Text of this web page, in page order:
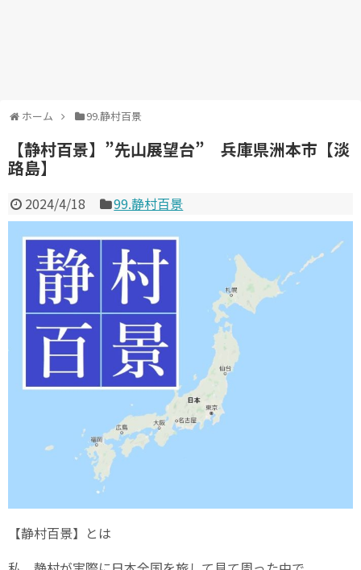
ホーム 99.静村百景
【静村百景】”先山展望台” 兵庫県洲本市【淡
路島】
2024/4/18 99.静村百景
【静村百景】とは